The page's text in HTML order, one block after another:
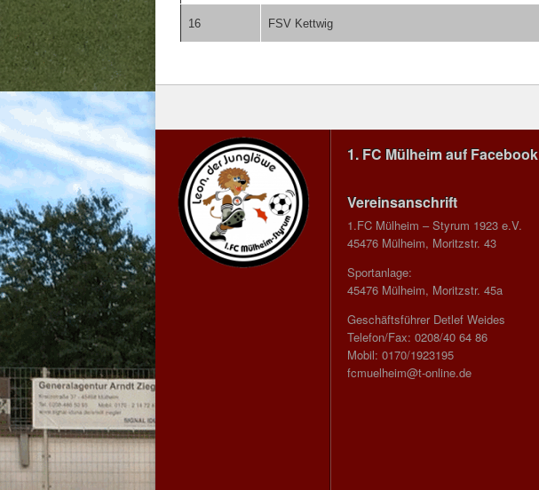
16 FSV Kettwig
1. FC Mülheim auf Facebook
Vereinsanschrift
1.FC Mülheim – Styrum 1923 e.V.
45476 Mülheim, Moritzstr. 43
Sportanlage:
45476 Mülheim, Moritzstr. 45a
Geschäftsführer Detlef Weides
Telefon/Fax: 0208/40 64 86
Mobil: 0170/1923195
fcmuelheim@t-online.de